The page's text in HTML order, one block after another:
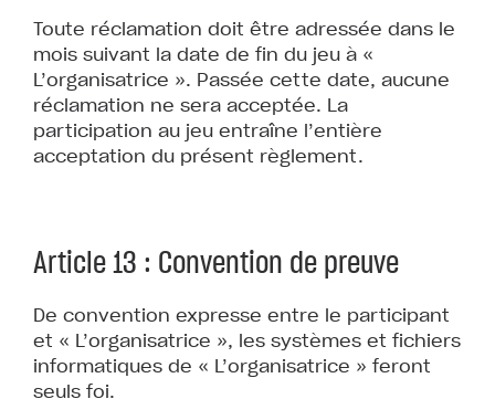
Toute réclamation doit être adressée dans le
mois suivant la date de fin du jeu à «
L’organisatrice ». Passée cette date, aucune
réclamation ne sera acceptée. La
participation au jeu entraîne l’entière
acceptation du présent règlement.
Article 13 : Convention de preuve
De convention expresse entre le participant
et « L’organisatrice », les systèmes et fichiers
informatiques de « L’organisatrice » feront
seuls foi.